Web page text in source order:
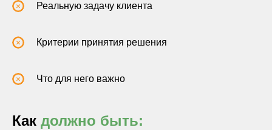
Реальную задачу клиента
Критерии принятия решения
Что для него важно
Как должно быть: